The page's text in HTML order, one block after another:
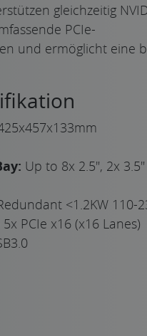
gleichzeitig
PCIe-
und ermöglicht eine
Up to 8x 2.5", 2x
<1.2KW 110-
PCIe x16 (x16 Lanes)